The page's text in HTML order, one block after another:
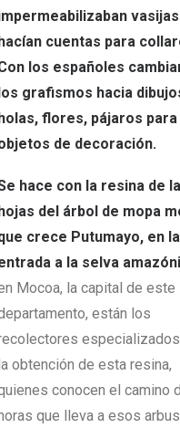
cuentas para
los españoles
grafismos hacia
flores, pájaros para
de decoración.
hace con la resina de
del árbol de mopa
crece Putumayo, en la
a la selva
Mocoa, la capital de este
están los
obtención de esta resina,
conocen el camino
que lleva a esos